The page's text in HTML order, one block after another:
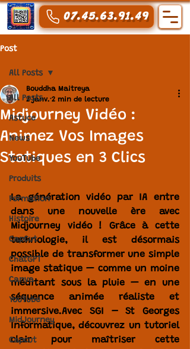
07.45.63.91.49
Post
All Posts
Astuce
News
YouTube
Produits
Formation
Histoire
CapCut
ChatGPT
Canva
YouTube
MidJourney
Capcut
All Posts
Midjourney Vidéo :
Animez Vos Images
Statiques en 3 Clics
Bouddha Maitreya
2 janv. 2 min de lecture
La génération vidéo par IA entre
Midjourney vidéo ! Grâce à cette
technologie, il est désormais
possible de transformer une simple
image statique — comme un moine
méditant sous la pluie — en une
séquence animée réaliste et
immersive.Avec SGI – St Georges
Informatique, découvrez un tutoriel
clair pour maîtriser cette